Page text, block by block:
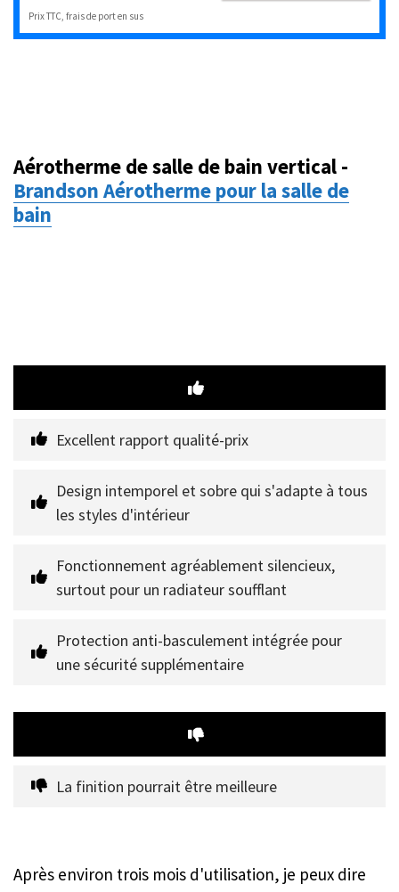
Prix TTC, frais de port en sus
Aérotherme de salle de bain vertical -
Brandson Aérotherme pour la salle de
bain
Excellent rapport qualité-prix
Design intemporel et sobre qui s'adapte à tous
les styles d'intérieur
Fonctionnement agréablement silencieux,
surtout pour un radiateur soufflant
Protection anti-basculement intégrée pour
une sécurité supplémentaire
La finition pourrait être meilleure
Après environ trois mois d'utilisation, je peux dire